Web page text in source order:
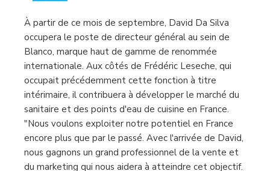
À partir de ce mois de septembre, David Da Silva
occupera le poste de directeur général au sein de
Blanco, marque haut de gamme de renommée
internationale. Aux côtés de Frédéric Leseche, qui
occupait précédemment cette fonction à titre
intérimaire, il contribuera à développer le marché du
sanitaire et des points d'eau de cuisine en France.
"Nous voulons exploiter notre potentiel en France
encore plus que par le passé. Avec l'arrivée de David,
nous gagnons un grand professionnel de la vente et
du marketing qui nous aidera à atteindre cet objectif.